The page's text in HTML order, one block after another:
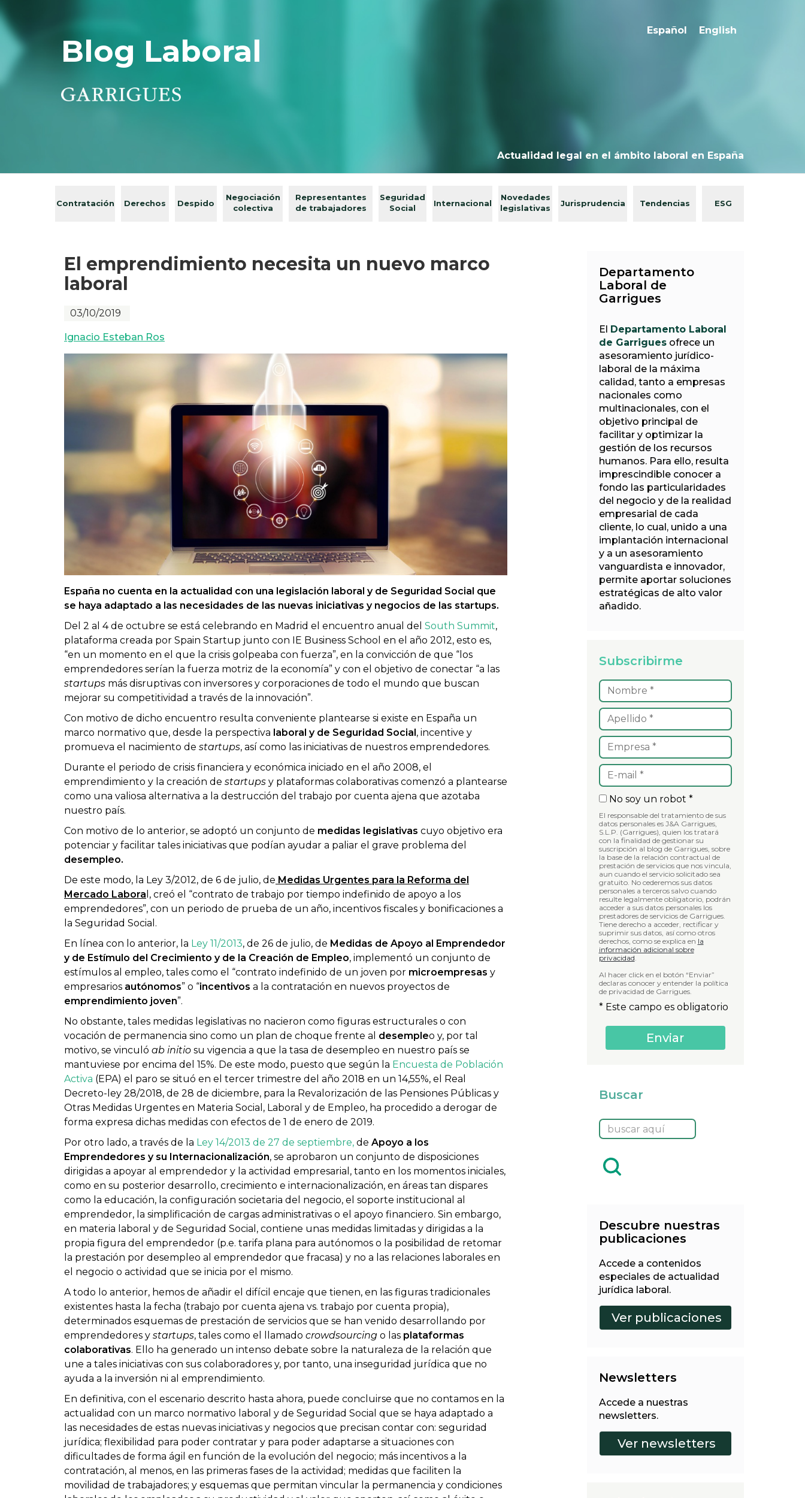
Blog Laboral
Español English
Actualidad legal en el ámbito laboral en España
Contratación Derechos Despido
Negociación
colectiva
Representantes
de trabajadores
Seguridad
Social
Internacional
Novedades
legislativas
Jurisprudencia Tendencias ESG
El emprendimiento necesita un nuevo marco
laboral
03/10/2019
Ignacio Esteban Ros
España no cuenta en la actualidad con una legislación laboral y de Seguridad Social que
se haya adaptado a las necesidades de las nuevas iniciativas y negocios de las startups.
Del 2 al 4 de octubre se está celebrando en Madrid el encuentro anual del South Summit,
plataforma creada por Spain Startup junto con IE Business School en el año 2012, esto es,
“en un momento en el que la crisis golpeaba con fuerza”, en la convicción de que “los
emprendedores serían la fuerza motriz de la economía” y con el objetivo de conectar “a las
startups más disruptivas con inversores y corporaciones de todo el mundo que buscan
mejorar su competitividad a través de la innovación”.
Con motivo de dicho encuentro resulta conveniente plantearse si existe en España un
marco normativo que, desde la perspectiva laboral y de Seguridad Social , incentive y
promueva el nacimiento de startups, así como las iniciativas de nuestros emprendedores.
Durante el periodo de crisis financiera y económica iniciado en el año 2008, el
emprendimiento y la creación de startups y plataformas colaborativas comenzó a plantearse
como una valiosa alternativa a la destrucción del trabajo por cuenta ajena que azotaba
nuestro país.
Con motivo de lo anterior, se adoptó un conjunto de medidas legislativas cuyo objetivo era
potenciar y facilitar tales iniciativas que podían ayudar a paliar el grave problema del
desempleo.
De este modo, la Ley 3/2012, de 6 de julio, de Medidas Urgentes para la Reforma del
Mercado Labora l, creó el “contrato de trabajo por tiempo indefinido de apoyo a los
emprendedores”, con un periodo de prueba de un año, incentivos fiscales y bonificaciones a
la Seguridad Social.
En línea con lo anterior, la Ley 11/2013, de 26 de julio, de Medidas de Apoyo al Emprendedor
y de Estímulo del Crecimiento y de la Creación de Empleo, implementó un conjunto de
estímulos al empleo, tales como el “contrato indefinido de un joven por microempresas y
empresarios autónomos” o “incentivos a la contratación en nuevos proyectos de
emprendimiento joven”.
No obstante, tales medidas legislativas no nacieron como figuras estructurales o con
vocación de permanencia sino como un plan de choque frente al desempleo y, por tal
motivo, se vinculó ab initio su vigencia a que la tasa de desempleo en nuestro país se
mantuviese por encima del 15%. De este modo, puesto que según la Encuesta de Población
Activa (EPA) el paro se situó en el tercer trimestre del año 2018 en un 14,55%, el Real
Decreto-ley 28/2018, de 28 de diciembre, para la Revalorización de las Pensiones Públicas y
Otras Medidas Urgentes en Materia Social, Laboral y de Empleo, ha procedido a derogar de
forma expresa dichas medidas con efectos de 1 de enero de 2019.
Por otro lado, a través de la Ley 14/2013 de 27 de septiembre, de Apoyo a los
Emprendedores y su Internacionalización, se aprobaron un conjunto de disposiciones
dirigidas a apoyar al emprendedor y la actividad empresarial, tanto en los momentos iniciales,
como en su posterior desarrollo, crecimiento e internacionalización, en áreas tan dispares
como la educación, la configuración societaria del negocio, el soporte institucional al
emprendedor, la simplificación de cargas administrativas o el apoyo financiero. Sin embargo,
en materia laboral y de Seguridad Social, contiene unas medidas limitadas y dirigidas a la
propia figura del emprendedor (p.e. tarifa plana para autónomos o la posibilidad de retomar
la prestación por desempleo al emprendedor que fracasa) y no a las relaciones laborales en
el negocio o actividad que se inicia por el mismo.
A todo lo anterior, hemos de añadir el difícil encaje que tienen, en las figuras tradicionales
existentes hasta la fecha (trabajo por cuenta ajena vs. trabajo por cuenta propia),
determinados esquemas de prestación de servicios que se han venido desarrollando por
emprendedores y startups, tales como el llamado crowdsourcing o las plataformas
colaborativas. Ello ha generado un intenso debate sobre la naturaleza de la relación que
une a tales iniciativas con sus colaboradores y, por tanto, una inseguridad jurídica que no
ayuda a la inversión ni al emprendimiento.
En definitiva, con el escenario descrito hasta ahora, puede concluirse que no contamos en la
actualidad con un marco normativo laboral y de Seguridad Social que se haya adaptado a
las necesidades de estas nuevas iniciativas y negocios que precisan contar con: seguridad
jurídica; flexibilidad para poder contratar y para poder adaptarse a situaciones con
dificultades de forma ágil en función de la evolución del negocio; más incentivos a la
contratación, al menos, en las primeras fases de la actividad; medidas que faciliten la
movilidad de trabajadores; y esquemas que permitan vincular la permanencia y condiciones
Departamento
Laboral de
Garrigues
El
Departamento Laboral
de Garriguesofrece un
asesoramiento jurídico-
laboral de la máxima
calidad, tanto a empresas
nacionales como
multinacionales, con el
objetivo principal de
facilitar y optimizar la
gestión de los recursos
humanos. Para ello, resulta
imprescindible conocer a
fondo las particularidades
del negocio y de la realidad
empresarial de cada
cliente, lo cual, unido a una
implantación internacional
y a un asesoramiento
vanguardista e innovador,
permite aportar soluciones
estratégicas de alto valor
añadido.
Subscribirme
No soy un robot *
El responsable del tratamiento de sus
datos personales es J&A Garrigues,
S.L.P. (Garrigues), quien los tratará
con la finalidad de gestionar su
suscripción al blog de Garrigues, sobre
la base de la relación contractual de
prestación de servicios que nos vincula,
aun cuando el servicio solicitado sea
gratuito. No cederemos sus datos
personales a terceros salvo cuando
resulte legalmente obligatorio, podrán
acceder a sus datos personales los
prestadores de servicios de Garrigues.
Tiene derecho a acceder, rectificar y
suprimir sus datos, así como otros
derechos, como se explica en la
información adicional sobre
privacidad.
Al hacer click en el botón “Enviar”
declaras conocer y entender la política
de privacidad de Garrigues.
* Este campo es obligatorio
Buscar
Descubre nuestras
publicaciones
Accede a contenidos
especiales de actualidad
jurídica laboral.
Newsletters
Accede a nuestras
newsletters.